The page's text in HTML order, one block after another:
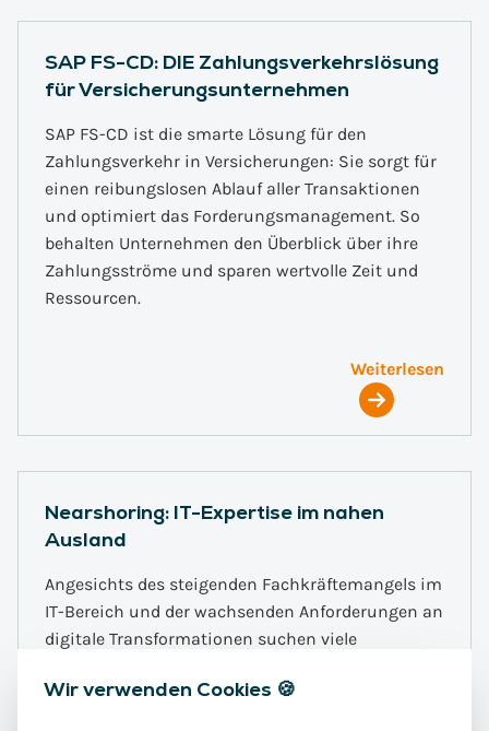
SAP FS-CD: DIE Zahlungsverkehrslösung
für Versicherungsunternehmen
SAP FS-CD ist die smarte Lösung für den
Zahlungsverkehr in Versicherungen: Sie sorgt für
einen reibungslosen Ablauf aller Transaktionen
und optimiert das Forderungsmanagement. So
behalten Unternehmen den Überblick über ihre
Zahlungsströme und sparen wertvolle Zeit und
Ressourcen.
Weiterlesen
Nearshoring: IT-Expertise im nahen
Ausland
Angesichts des steigenden Fachkräftemangels im
IT-Bereich und der wachsenden Anforderungen an
digitale Transformationen suchen viele
flexiblen Lösungen, um ihre Wettbewerbsfähigkeit
Wir verwenden Cookies 🍪